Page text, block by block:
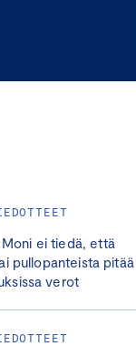
ei tiedä, että
pullopanteista pitää
verot